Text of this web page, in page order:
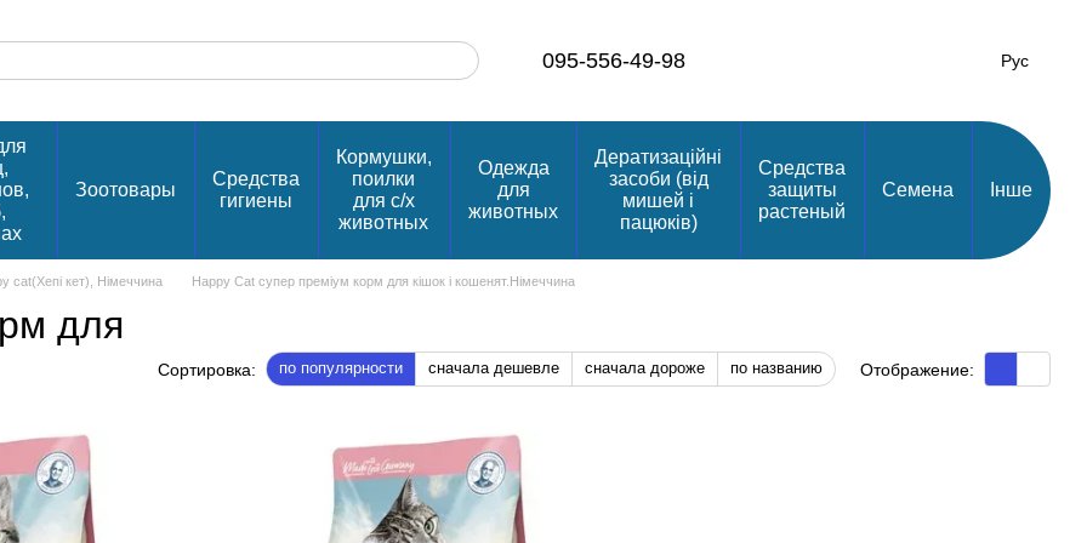
095-556-49-98 Рус
Зоотовары
Средства
гигиены
Кормушки,
поилки
для с/х
животных
Одежда
для
животных
Дератизаційні
засоби (від
мишей і
пацюків)
Средства
защиты
растеный
Семена Інше
cat(Хепі кет), Німеччина Happy Cat супер преміум корм для кішок і кошенят.Німеччина
для
Сортировка: по популярности сначала дешевле сначала дороже по названию Отображение: